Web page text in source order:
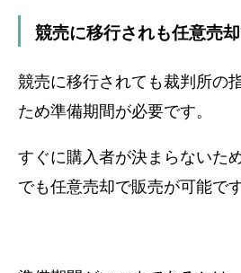
競売に移行されも任意売
競売に移行されても裁判所の
ため準備期間が必要です。
すぐに購入者が決まらないた
でも任意売却で販売が可能です